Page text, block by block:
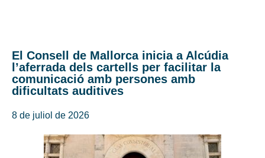
El Consell de Mallorca inicia a Alcúdia
l’aferrada dels cartells per facilitar la
comunicació amb persones amb
dificultats auditives
8 de juliol de 2026